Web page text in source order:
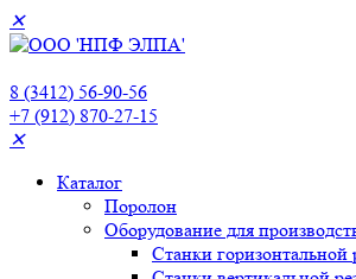
✕
8 (3412) 56-90-56
+7 (912) 870-27-15
✕
Каталог
Поролон
Оборудование для
Станки горизонтальной